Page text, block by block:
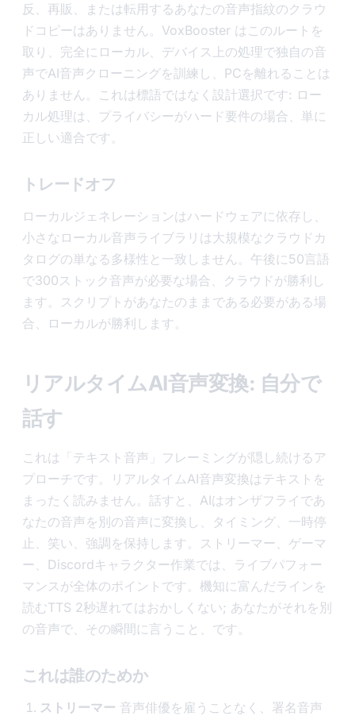
反、再販、または転用するあなたの音声指紋のクラウ
ドコピーはありません。VoxBooster はこのルートを
取り、完全にローカル、デバイス上の処理で独自の音
声でAI音声クローニングを訓練し、PCを離れることは
ありません。これは標語ではなく設計選択です: ロー
カル処理は、プライバシーがハード要件の場合、単に
正しい適合です。
トレードオフ
ローカルジェネレーションはハードウェアに依存し、
小さなローカル音声ライブラリは大規模なクラウドカ
タログの単なる多様性と一致しません。午後に50言語
で300ストック音声が必要な場合、クラウドが勝利し
ます。スクリプトがあなたのままである必要がある場
合、ローカルが勝利します。
リアルタイムAI音声変換: 自分で
話す
これは「テキスト音声」フレーミングが隠し続けるア
プローチです。リアルタイムAI音声変換はテキストを
まったく読みません。話すと、AIはオンザフライであ
なたの音声を別の音声に変換し、タイミング、一時停
止、笑い、強調を保持します。ストリーマー、ゲーマ
ー、Discordキャラクター作業では、ライブパフォー
マンスが全体のポイントです。機知に富んだラインを
読むTTS 2秒遅れてはおかしくない; あなたがそれを別
の音声で、その瞬間に言うこと、です。
これは誰のためか
ストリーマー 音声俳優を雇うことなく、署名音声